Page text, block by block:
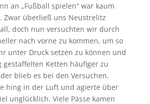
an „Fußball spielen“ war kaum
Zwar überließ uns Neustrelitz
doch nun versuchten wir durch
nach vorne zu kommen, um so
unter Druck setzen zu können und
gestaffelten Ketten häufiger zu
blieb es bei den Versuchen.
hing in der Luft und agierte über
unglücklich. Viele Pässe kamen